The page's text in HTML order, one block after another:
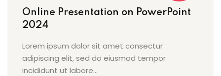
Online Presentation on PowerPoint
2024
Lorem ipsum dolor sit amet consectur
adipiscing elit, sed do eiusmod tempor
incididunt ut labore…